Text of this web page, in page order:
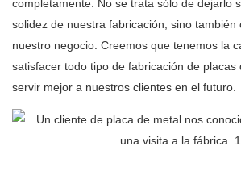
completamente. No se trata sólo de dejarlo
solidez de nuestra fabricación, sino también
nuestro negocio. Creemos que tenemos la
satisfacer todo tipo de fabricación de placas
servir mejor a nuestros clientes en el futuro.